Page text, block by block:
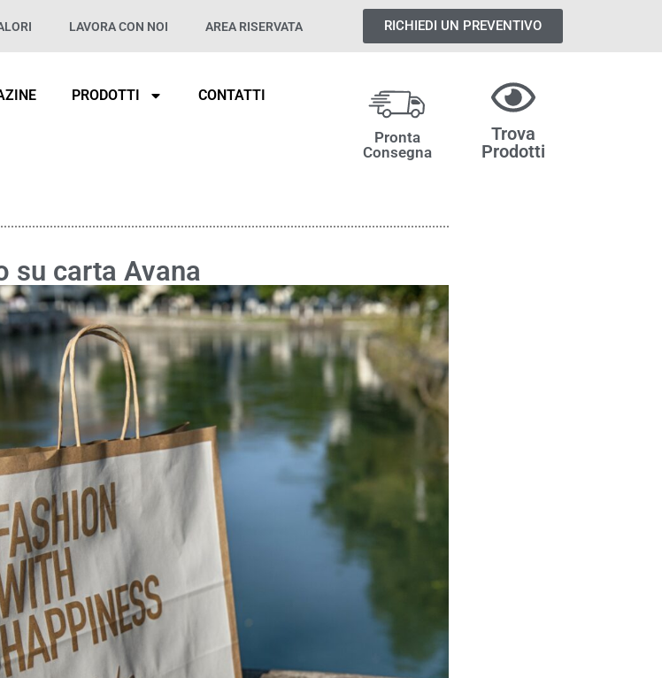
LAVORA CON NOI AREA RISERVATA RICHIEDI UN PREVENTIVO
PRODOTTI CONTATTI
Pronta
Consegna
Trova
Prodotti
su carta Avana